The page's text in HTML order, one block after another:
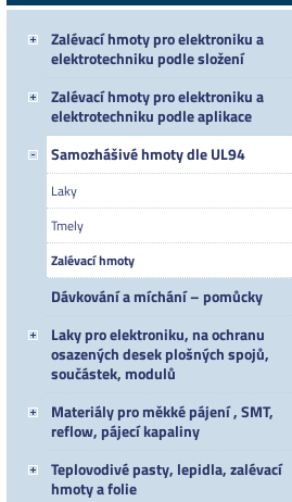
Zalévací hmoty pro elektroniku a
elektrotechniku podle složení
Zalévací hmoty pro elektroniku a
elektrotechniku podle aplikace
Samozhášivé hmoty dle UL94
Laky
Tmely
Zalévací hmoty
Dávkování a míchání – pomůcky
Laky pro elektroniku, na ochranu
osazených desek plošných spojů,
součástek, modulů
Materiály pro měkké pájení , SMT,
reflow, pájecí kapaliny
Teplovodivé pasty, lepidla, zalévací
hmoty a folie